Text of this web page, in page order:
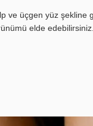
ve üçgen yüz şekline
elde edebilirsiniz.